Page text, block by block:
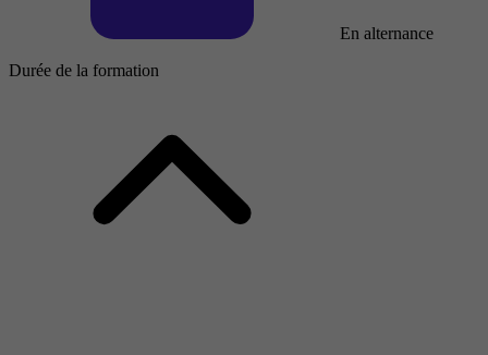
En alternance
Durée de la formation